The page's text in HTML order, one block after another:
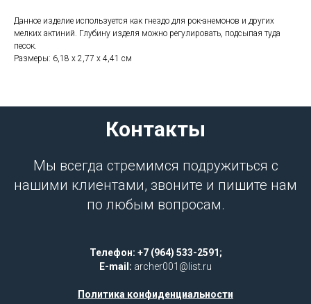
Данное изделие используется как гнездо для рок-анемонов и других
мелких актиний. Глубину изделя можно регулировать, подсыпая туда
песок.
Размеры: 6,18 х 2,77 x 4,41 см
Контакты
Мы всегда стремимся подружиться с
нашими клиентами, звоните и пишите нам
по любым вопросам.
Телефон: +7 (964) 533-2591;
E-mail: archer001@list.ru
Политика конфиденциальности